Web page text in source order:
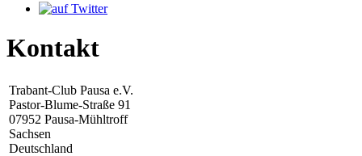
Kontakt
Trabant-Club Pausa e.V.
Pastor-Blume-Straße 91
07952 Pausa-Mühltroff
Sachsen
Deutschland